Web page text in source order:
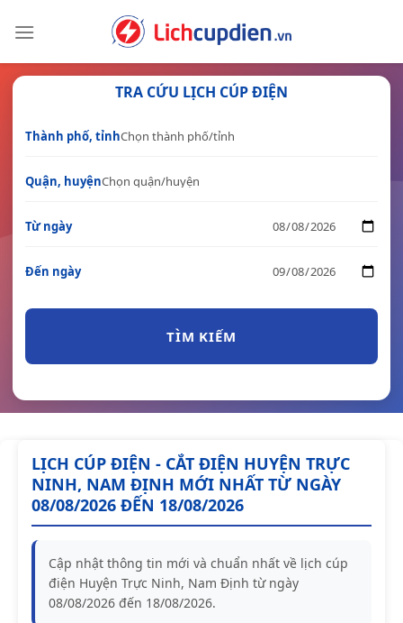
TRA CỨU LỊCH CÚP ĐIỆN
Thành phố, tỉnh
Quận, huyện
Từ ngày
Đến ngày
TÌM KIẾM
LỊCH CÚP ĐIỆN - CẮT ĐIỆN HUYỆN TRỰC
NINH, NAM ĐỊNH MỚI NHẤT TỪ NGÀY
08/08/2026 ĐẾN 18/08/2026
Cập nhật thông tin mới và chuẩn nhất về lịch cúp
điện Huyện Trực Ninh, Nam Định từ ngày
08/08/2026 đến 18/08/2026.